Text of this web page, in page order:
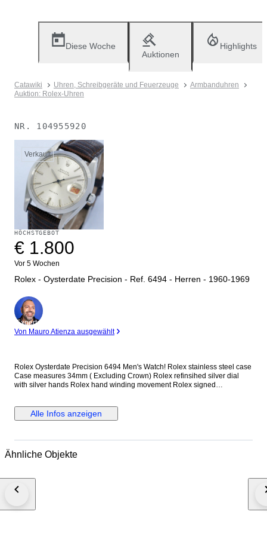
Diese Woche
Auktionen
Highlights
Catawiki Uhren, Schreibgeräte und Feuerzeuge
Armbanduhren
Auktion: Rolex-Uhren
NR. 104955920
Verkauft
HÖCHSTGEBOT
€ 1.800
Vor 5 Wochen
Rolex - Oysterdate Precision - Ref. 6494 - Herren - 1960-1969
Experte
Von Mauro Atienza ausgewählt
Rolex Oysterdate Precision 6494 Men's Watch! Rolex stainless steel case
Case measures 34mm ( Excluding Crown) Rolex refinsihed silver dial
with silver hands Rolex hand winding movement Rolex signed
guaranteed to be genuine Rolex. Shipping by Fedex, DHL or EMS
depending on destination We are not responsible for any customs delays
winning bidder decides to cancel / withdraw they will bear risk , cost of all
Alle Infos anzeigen
Ähnliche Objekte